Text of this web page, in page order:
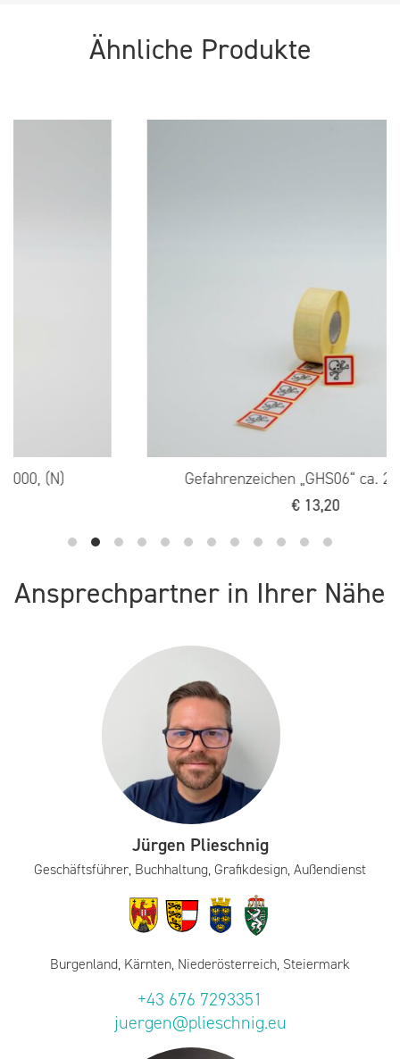
Ähnliche Produkte
Gefahrenzeichen „GHS06“ ca. 25x25mm
13,20
Ansprechpartner in Ihrer Nähe
Jürgen Plieschnig
Geschäftsführer, Buchhaltung, Grafikdesign, Außendienst
Burgenland, Kärnten, Niederösterreich, Steiermark
+43 676 7293351
juergen@plieschnig.eu